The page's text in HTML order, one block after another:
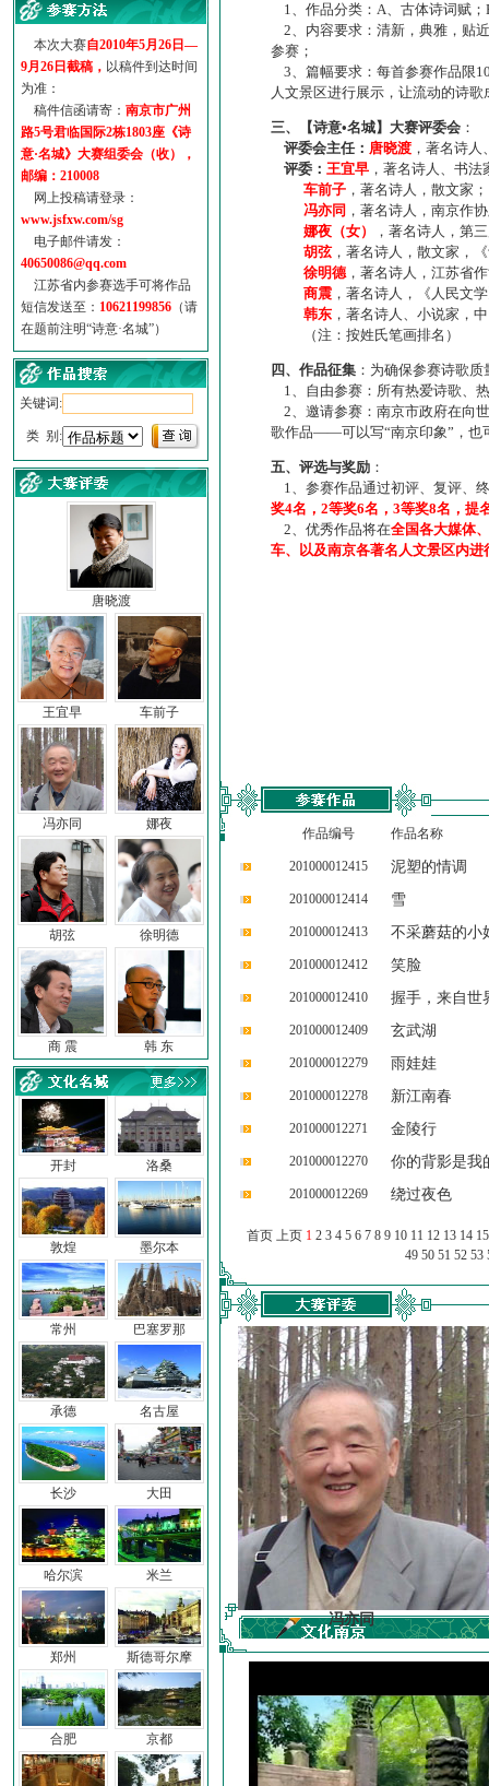
诗意名城·地铁时间
地铁完美呈现【诗意·名城...
参赛作品多达5000多首
“诗意·名城”晒诗会
特别通知--致广大诗词爱好...
本次大赛自2010年5月26日—
9月26日截稿， 以稿件到达时间
为准：
稿件信函请寄： 南京市广州
路5号君临国际2栋1803座《诗
意·名城》大赛组委会（收），
邮编：210008
网上投稿请登录：
www.jsfxw.com/sg
电子邮件请发：
40650086@qq.com
江苏省内参赛选手可将作品
短信发送至： 10621199856 （请
在题前注明“诗意·名城”）
关键词:
类 别:
唐晓渡
王宜早 车前子
冯亦同 娜夜
胡弦 徐明德
商 震 韩 东
开封
敦煌
常州
承德
长沙
哈尔滨
郑州
合肥
洛桑
墨尔本
巴塞罗那
名古屋
大田
米兰
斯德哥尔摩
京都
1、作品分类：A、古体诗词赋；
2、内容要求：清新，典雅，贴
参赛；
3、篇幅要求：每首参赛作品限
人文景区进行展示，让流动的诗
三、【诗意•名城】大赛评委会 ：
评委会主任： 唐晓渡 ，著名诗
评委： 王宜早 ，著名诗人、书
车前子 ，著名诗人，散文家；
冯亦同 ，著名诗人，南京作
娜夜（女）
，著名诗人，第
胡弦，著名诗人，散文家，
徐明德，著名诗人，江苏省
商震 ，著名诗人，《人民文
韩东 ，著名诗人、小说家，
（注：按姓氏笔画排名）
四、作品征集 ：为确保参赛诗歌
1、自由参赛：所有热爱诗歌、
2、邀请参赛：南京市政府在向
歌作品——可以写“南京印象”，也
五、评选与奖励 ：
1、参赛作品通过初评、复评、
奖4名，2等奖6名，3等奖8名，提
2、优秀作品将在全国各大媒体
车、以及南京各著名人文景区内进
作品编号 作品名称
201000012415 泥塑的情调
201000012414 雪
201000012413 不采蘑菇的小
201000012412 笑脸
201000012410 握手，来自世
201000012409 玄武湖
201000012279 雨娃娃
201000012278 新江南春
201000012271 金陵行
201000012270 你的背影是我
201000012269 绕过夜色
首页 上页 1 2 3 4 5 6 7 8 9 10 11 12 13 14 15
49 50 51 52 53
前子 冯亦同